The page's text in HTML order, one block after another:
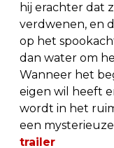
hij erachter dat
verdwenen, en
op het
dan water om
Wanneer het
eigen wil heeft
wordt in het
een
trailer